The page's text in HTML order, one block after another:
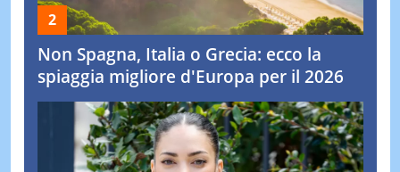
Non Spagna, Italia o Grecia: ecco la
spiaggia migliore d'Europa per il 2026